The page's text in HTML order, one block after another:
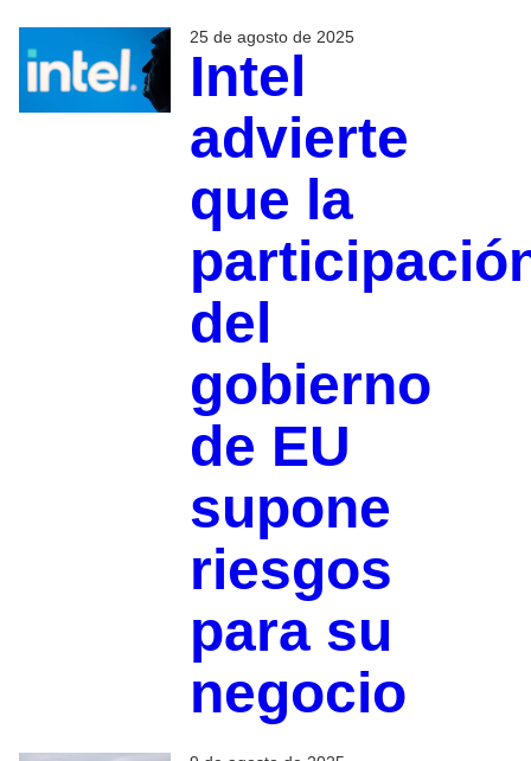
25 de agosto de 2025
Intel
advierte
que la
del
gobierno
de EU
supone
riesgos
para su
negocio